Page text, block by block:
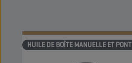
HUILE DE BOÎTE MANUELLE ET PONT